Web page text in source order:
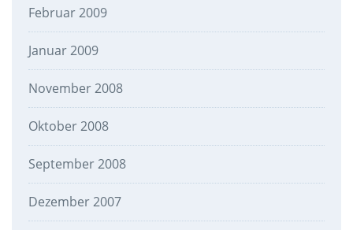
Februar 2009
Januar 2009
November 2008
Oktober 2008
September 2008
Dezember 2007